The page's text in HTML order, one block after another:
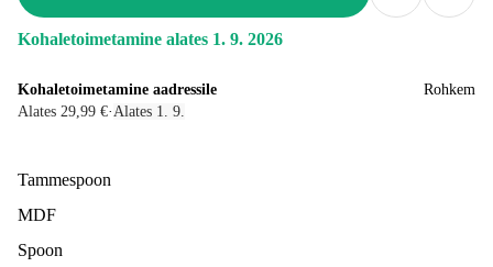
Kohaletoimetamine alates 1. 9. 2026
Kohaletoimetamine aadressile
Alates 29,99 €· Alates 1. 9.
Rohkem
Tammespoon
MDF
Spoon